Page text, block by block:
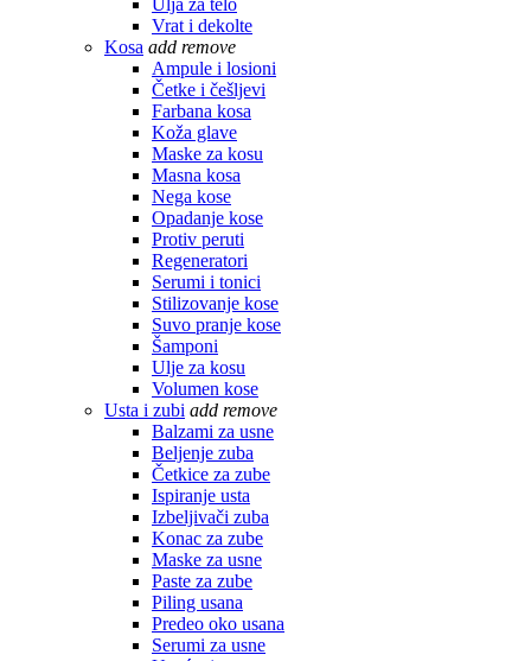
Ulja za telo
Vrat i dekolte
Kosa add remove
Ampule i losioni
Četke i češljevi
Farbana kosa
Koža glave
Maske za kosu
Masna kosa
Nega kose
Opadanje kose
Protiv peruti
Regeneratori
Serumi i tonici
Stilizovanje kose
Suvo pranje kose
Šamponi
Ulje za kosu
Volumen kose
Usta i zubi add remove
Balzami za usne
Beljenje zuba
Četkice za zube
Ispiranje usta
Izbeljivači zuba
Konac za zube
Maske za usne
Paste za zube
Piling usana
Predeo oko usana
Serumi za usne